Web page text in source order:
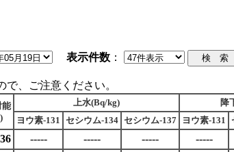
表示件数 ：
、ご注意ください。
能
上水(Bq/kg)
降
ヨウ素-131 セシウム-134 セシウム-137 ヨウ素-131
----- ----- ----- -----